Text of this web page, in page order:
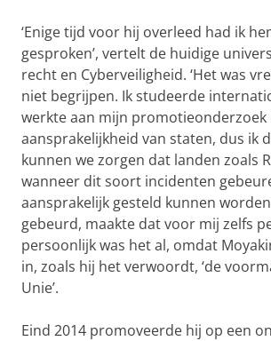
‘Enige tijd voor hij overleed had ik
gesproken’, vertelt de huidige
recht en Cyberveiligheid. ‘Het was
niet begrijpen. Ik studeerde
werkte aan mijn promotieonderzoek
aansprakelijkheid van staten, dus ik
kunnen we zorgen dat landen zoals
wanneer dit soort incidenten
aansprakelijk gesteld kunnen
gebeurd, maakte dat voor mij zelfs
persoonlijk was het al, omdat
in, zoals hij het verwoordt, ‘de
Unie’.
Eind 2014 promoveerde hij op een